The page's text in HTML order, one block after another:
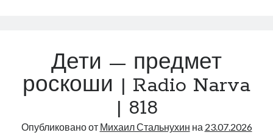
зал!
|
Radio
819
Дети — предмет
роскоши | Radio Narva
| 818
Опубликовано от Михаил Стальнухин на 23.07.2026